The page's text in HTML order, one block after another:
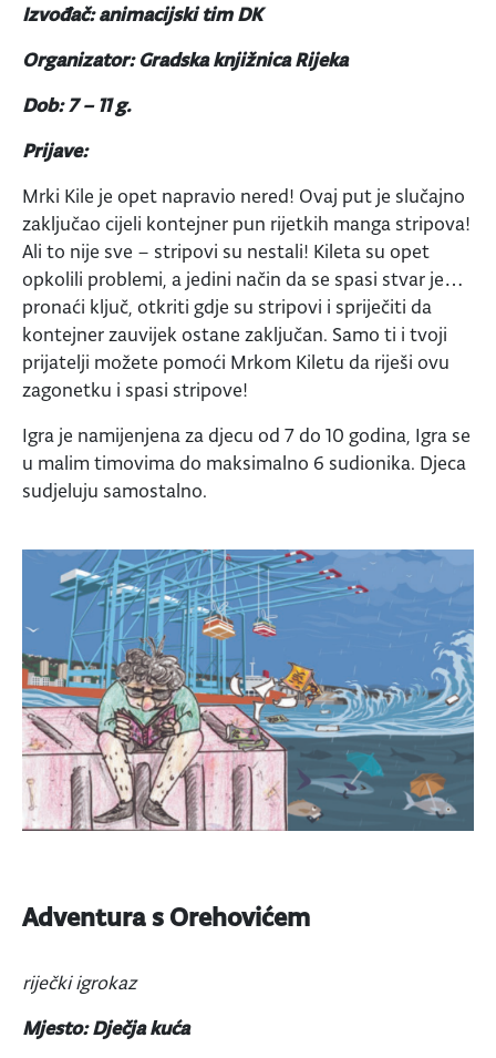
Izvođač: animacijski tim DK
Organizator: Gradska knjižnica Rijeka
Dob: 7 – 11 g.
Prijave:
Mrki Kile je opet napravio nered! Ovaj put je slučajno
zaključao cijeli kontejner pun rijetkih manga stripova!
Ali to nije sve – stripovi su nestali! Kileta su opet
opkolili problemi, a jedini način da se spasi stvar je…
pronaći ključ, otkriti gdje su stripovi i spriječiti da
kontejner zauvijek ostane zaključan. Samo ti i tvoji
prijatelji možete pomoći Mrkom Kiletu da riješi ovu
zagonetku i spasi stripove!
Igra je namijenjena za djecu od 7 do 10 godina, Igra se
u malim timovima do maksimalno 6 sudionika. Djeca
sudjeluju samostalno.
Adventura s Orehovićem
riječki igrokaz
Mjesto: Dječja kuća